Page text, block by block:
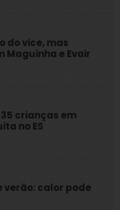
do vice, mas
e Evair
crianças em
no ES
verão: calor pode